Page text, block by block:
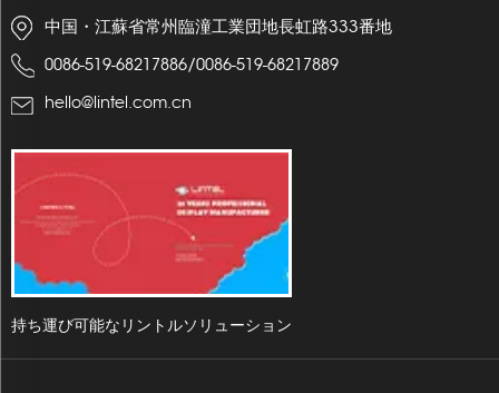
中国・江蘇省常州臨潼工業団地長虹路333番地
0086-519-68217886/0086-519-68217889
hello@lintel.com.cn
持ち運び可能なリントルソリューション